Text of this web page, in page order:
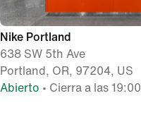
Nike Portland
638 SW 5th Ave
Portland, OR, 97204, US
Abierto • Cierra a las 19:00